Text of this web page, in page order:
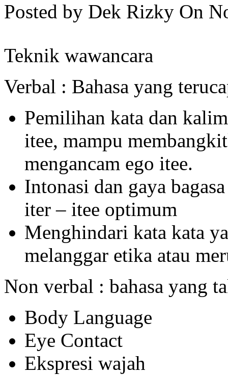
Posted by Dek Rizky On
Teknik wawancara
Verbal : Bahasa yang
Pemilihan kata dan
itee, mampu
mengancam ego itee.
Intonasi dan gaya
iter – itee optimum
Menghindari kata kata
melanggar etika atau
Non verbal : bahasa yang
Body Language
Eye Contact
Ekspresi wajah